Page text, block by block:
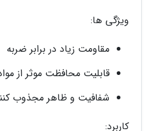
ویژگی ها:
مقاومت زیاد در برابر ضربه
قابلیت محافظت موثر از
شفافیت و ظاهر مجذوب
کاربرد: